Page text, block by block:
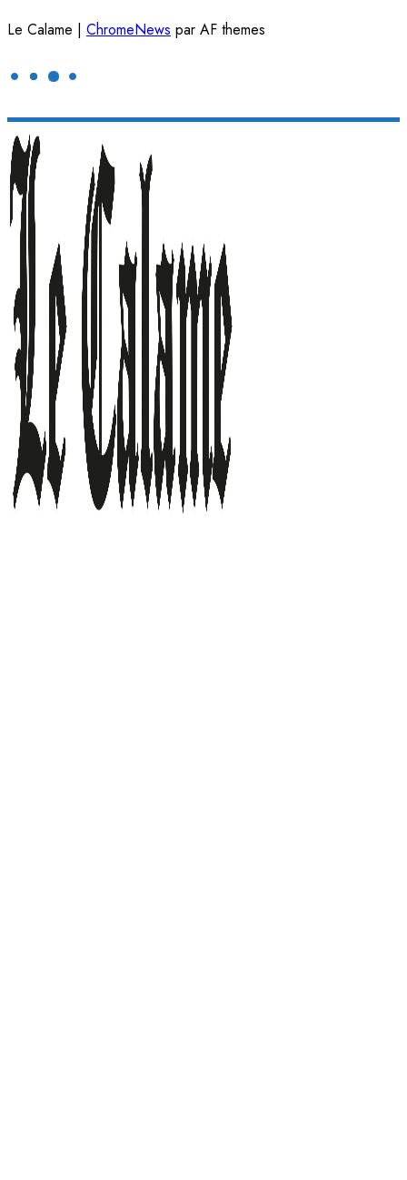
Le Calame | ChromeNews par AF themes